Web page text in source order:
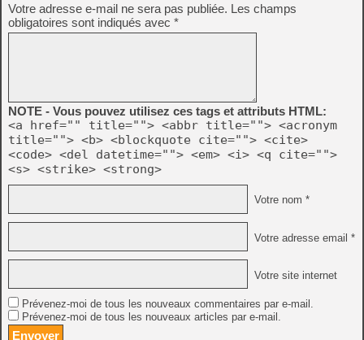
Votre adresse e-mail ne sera pas publiée. Les champs
obligatoires sont indiqués avec *
NOTE - Vous pouvez utilisez ces tags et attributs HTML:
<a href="" title=""> <abbr title=""> <acronym
title=""> <b> <blockquote cite=""> <cite>
<code> <del datetime=""> <em> <i> <q cite="">
<s> <strike> <strong>
Votre nom *
Votre adresse email *
Votre site internet
Prévenez-moi de tous les nouveaux commentaires par e-mail.
Prévenez-moi de tous les nouveaux articles par e-mail.